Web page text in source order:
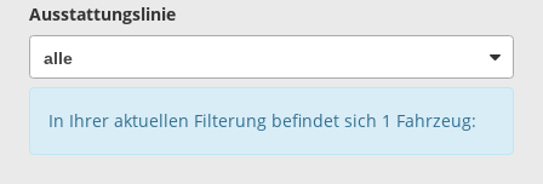
Ausstattungslinie
In Ihrer aktuellen Filterung befindet sich 1 Fahrzeug: